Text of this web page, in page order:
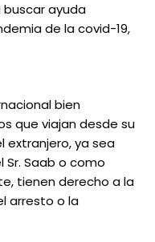
ayuda
de la covid-19,
bien
que viajan desde su
extranjero, ya sea
Saab o como
tienen derecho a la
arresto o la